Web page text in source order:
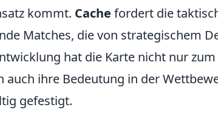
kommt. Cache fordert die
Matches, die von strategischem
hat die Karte nicht nur
auch ihre Bedeutung in der
gefestigt.